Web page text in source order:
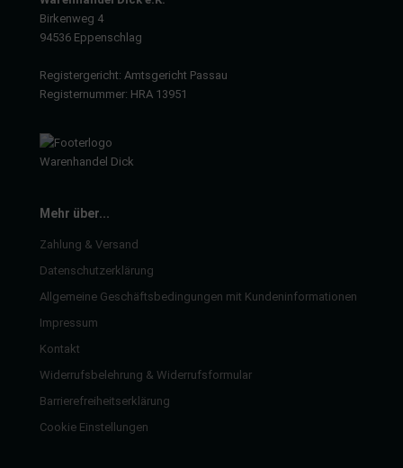
Birkenweg 4
94536 Eppenschlag
Registergericht: Amtsgericht Passau
Registernummer: HRA 13951
Mehr über...
Zahlung & Versand
Datenschutzerklärung
Allgemeine Geschäftsbedingungen mit Kundeninformationen
Impressum
Kontakt
Widerrufsbelehrung & Widerrufsformular
Barrierefreiheitserklärung
Cookie Einstellungen